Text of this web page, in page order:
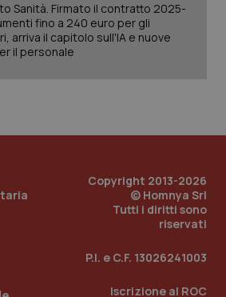
Sanità. Firmato il contratto 2025-
fino a 240 euro per gli
arriva il capitolo sull'IA e nuove
il personale
Copyright 2013-2026
© Homnya Srl
Tutti i diritti sono
riservati
P.I. e C.F. 13026241003
Iscrizione al ROC
ironfish-
www.quotidianosanita.it
2
Google LLC
1
mese